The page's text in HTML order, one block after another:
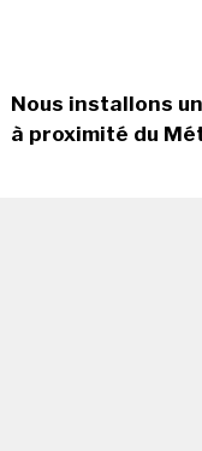
Nous installons
à proximité du